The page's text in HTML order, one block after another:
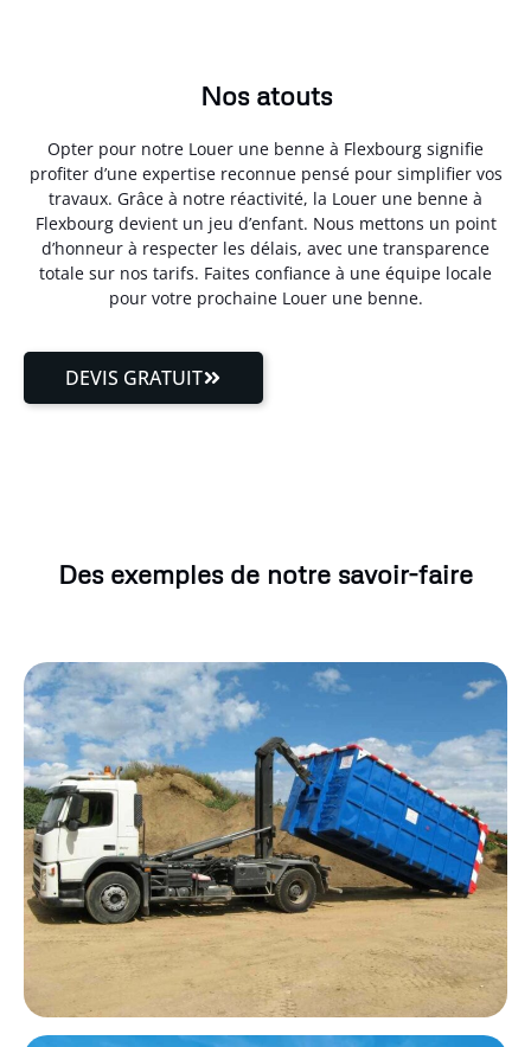
Nos atouts
Opter pour notre Louer une benne à Flexbourg signifie
profiter d’une expertise reconnue pensé pour simplifier vos
travaux. Grâce à notre réactivité, la Louer une benne à
Flexbourg devient un jeu d’enfant. Nous mettons un point
d’honneur à respecter les délais, avec une transparence
totale sur nos tarifs. Faites confiance à une équipe locale
pour votre prochaine Louer une benne.
DEVIS GRATUIT
Des exemples de notre savoir-faire